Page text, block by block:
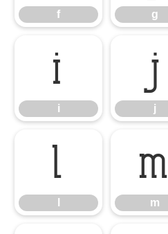
f g
i
i
j
j
l m
m